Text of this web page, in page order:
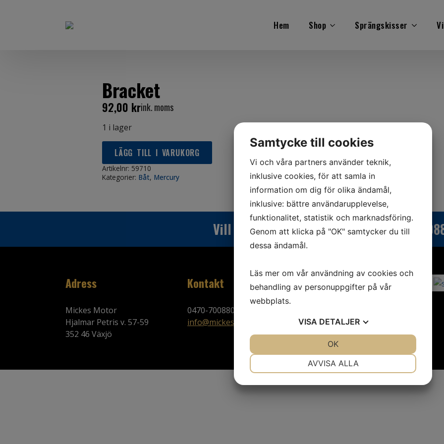
Hem Shop Sprängskisser
Bracket
92,00 krink. moms
1 i lager
LÄGG TILL I VARUKORG
Artikelnr: 59710
Kategorier: Båt, Mercury
Vill du veta mer? Ring oss: 0470-
Adress
Mickes Motor
Hjalmar Petris v. 57-59
352 46 Växjö
Kontakt
0470-700880
info@mickesmotor.se
Villkor
Leveransvillkor
Integritetspolicy
Samtycke till cookies
Vi och våra partners använder teknik,
inklusive cookies, för att samla in
information om dig för olika ändamål,
inklusive: bättre användarupplevelse,
funktionalitet, statistik och marknadsföring.
Genom att klicka på "OK" samtycker du till
dessa ändamål.
Läs mer om vår användning av cookies och
behandling av personuppgifter på vår
webbplats.
VISA DETALJER
AVVISA ALLA
OK